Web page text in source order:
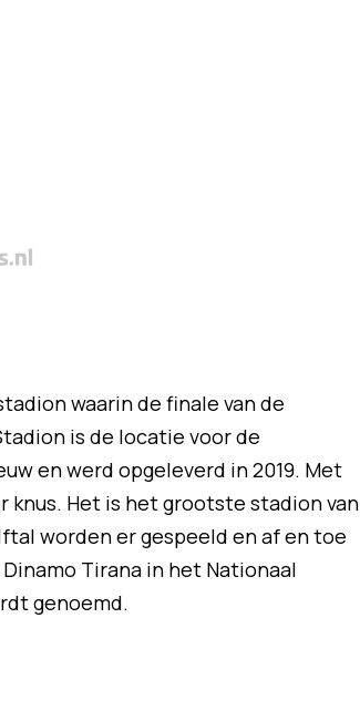
waarin de finale van de
is de locatie voor de
en werd opgeleverd in 2019. Met
knus. Het is het grootste stadion van
worden er gespeeld en af en toe
Tirana in het Nationaal
genoemd.